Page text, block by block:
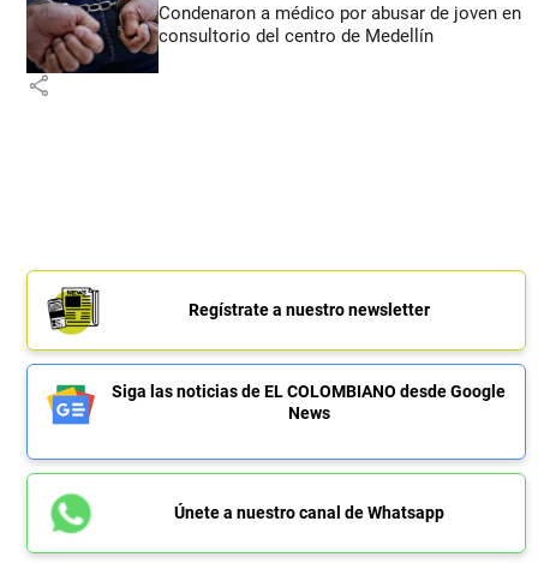
Condenaron a médico por abusar de joven en
consultorio del centro de Medellín
share
Regístrate a nuestro newsletter
Siga las noticias de EL COLOMBIANO desde Google
News
Únete a nuestro canal de Whatsapp